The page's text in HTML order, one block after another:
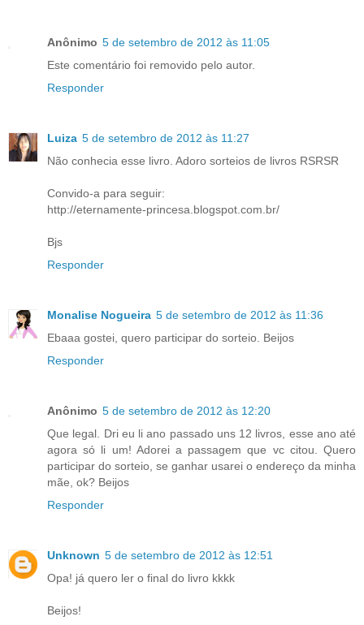
Anônimo 5 de setembro de 2012 às 11:05
Este comentário foi removido pelo autor.
Responder
Luiza 5 de setembro de 2012 às 11:27
Não conhecia esse livro. Adoro sorteios de livros RSRSR
Convido-a para seguir:
http://eternamente-princesa.blogspot.com.br/
Bjs
Responder
Monalise Nogueira 5 de setembro de 2012 às 11:36
Ebaaa gostei, quero participar do sorteio. Beijos
Responder
Anônimo 5 de setembro de 2012 às 12:20
Que legal. Dri eu li ano passado uns 12 livros, esse ano até
agora só li um! Adorei a passagem que vc citou. Quero
participar do sorteio, se ganhar usarei o endereço da minha
mãe, ok? Beijos
Responder
Unknown 5 de setembro de 2012 às 12:51
Opa! já quero ler o final do livro kkkk
Beijos!